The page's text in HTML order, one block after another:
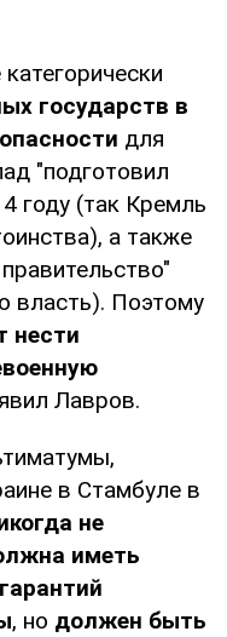
государств в
для
"подготовил
году (так Кремль
а также
власть). Поэтому
нести
Лавров.
в Стамбуле в
не
иметь
, но должен быть